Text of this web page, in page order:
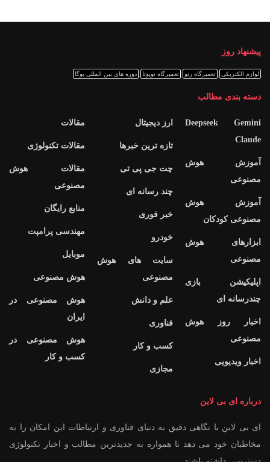
پیشنهاد روز
لوازم الکتریکی تعمیرگاه رنو تعمیرگاه تویوتا دوره های بین المللی یوگا
دسته بندی مطالب
Deepseek Gemini
Claude
آموزش هوش
مصنوعی
آموزش هوش
مصنوعی کودکان
ابزارهای هوش
مصنوعی
اپلیکیشن بازی
چندرسانه ای
اخبار روز هوش
مصنوعی
اخبار ویدیویی
ارز دیجیتال
تازه ترین خبرها
چت جی پی تی
چند رسانه ای
خبر فوری
خودرو
سایت های هوش
مصنوعی
علم و دانش
فناوری
کسب و کار
مجازی
مقالات
مقالات تکنولوژی
مقالات هوش
مصنوعی
منابع رایگان
مهندسی پرامپت
موبایل
هوش مصنوعی
هوش مصنوعی در
ایران
هوش مصنوعی در
کسب و کار
درباره ای بی لاین
ای بی لاین با نگاهی دقیق به دنیای فناوری و ارتباطات این امکان را به
مخاطبان خود می دهد تا همواره به جدیدترین مطالب و اخبار تکنولوژی